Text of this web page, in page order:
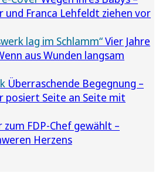
und Franca Lehfeldt ziehen vor
lag im Schlamm“Vier Jahre
aus Wunden langsam
Überraschende Begegnung –
posiert Seite an Seite mit
zum FDP-Chef gewählt –
Herzens